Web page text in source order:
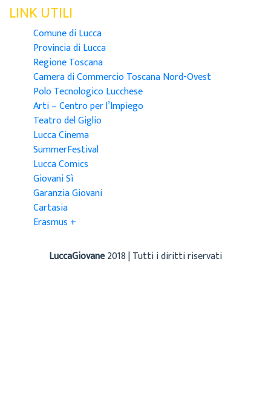
LINK UTILI
Comune di Lucca
Provincia di Lucca
Regione Toscana
Camera di Commercio Toscana Nord-Ovest
Polo Tecnologico Lucchese
Arti – Centro per l’Impiego
Teatro del Giglio
Lucca Cinema
SummerFestival
Lucca Comics
Giovani Sì
Garanzia Giovani
Cartasia
Erasmus +
LuccaGiovane2018 | Tutti i diritti riservati